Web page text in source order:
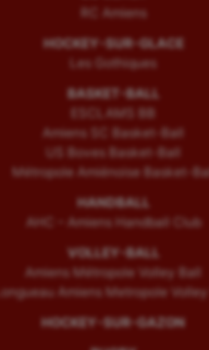
RC Amiens
HOCKEY-SUR-GLACE
Les Gothiques
BASKET-BALL
ESCLAMS BB
Amiens SC Basket-Ball
US Boves Basket-Ball
Métropole Amiénoise Basket-
HANDBALL
AHC – Amiens Handball Club
VOLLEY-BALL
Amiens Métropole Volley Ball
Longueau Amiens Metropole
HOCKEY-SUR-GAZON